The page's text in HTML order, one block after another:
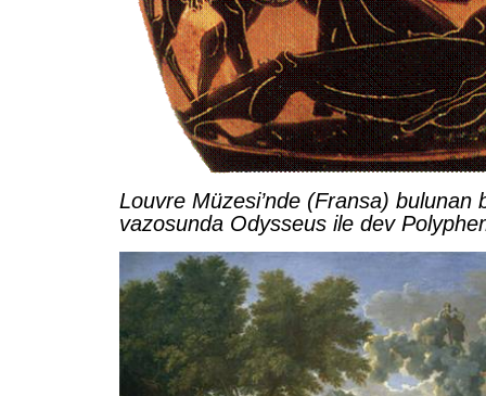
Louvre Müzesi’nde (Fransa) bulunan
vazosunda Odysseus ile dev